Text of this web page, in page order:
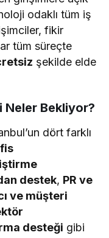
odaklı tüm iş
fikir
tüm süreçte
şekilde elde
Neler Bekliyor?
dört farklı
destek, PR ve
ve müşteri
desteği gibi